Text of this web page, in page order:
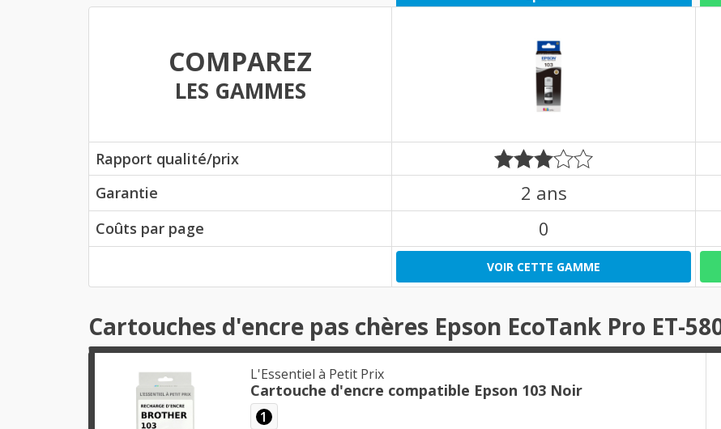
COMPAREZ
LES GAMMES
Rapport qualité/prix
Garantie
2 ans
Coûts par page 0
VOIR CETTE GAMME
Cartouches d'encre pas chères Epson EcoTank Pro ET-
L'Essentiel à Petit Prix
Cartouche d'encre compatible Epson 103 Noir
1